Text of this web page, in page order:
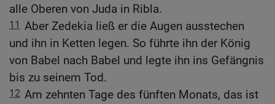
alle Oberen von Juda in Ribla.
11 Aber Zedekia ließ er die Augen ausstechen
und ihn in Ketten legen. So führte ihn der König
von Babel nach Babel und legte ihn ins Gefängnis
bis zu seinem Tod.
12 Am zehnten Tage des fünften Monats, das ist